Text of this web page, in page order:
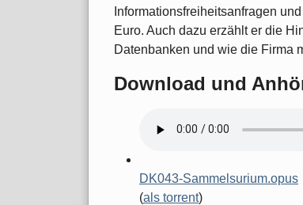
Informationsfreiheitsanfragen
Euro. Auch dazu erzählt er die
Datenbanken und wie die Firma
Download und
DK043-Sammelsurium.opus
(als torrent)